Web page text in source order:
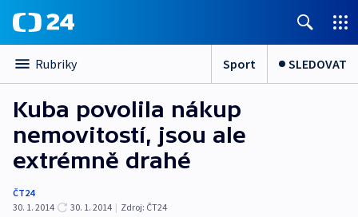
Rubriky Sport SLEDOVAT
Kuba povolila nákup
nemovitostí, jsou ale
extrémně drahé
ČT24
30. 1. 2014
30. 1. 2014 | Zdroj: ČT24